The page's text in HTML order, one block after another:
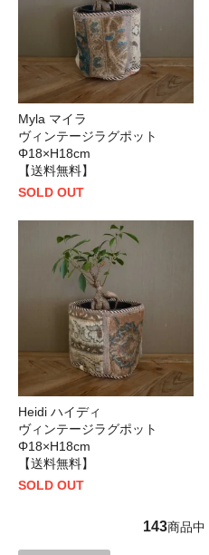
Myla マイラ
ヴィンテージラグポット
Φ18×H18cm
【送料無料】
SOLD OUT
Heidi ハイディ
ヴィンテージラグポット
Φ18×H18cm
【送料無料】
SOLD OUT
143商品中